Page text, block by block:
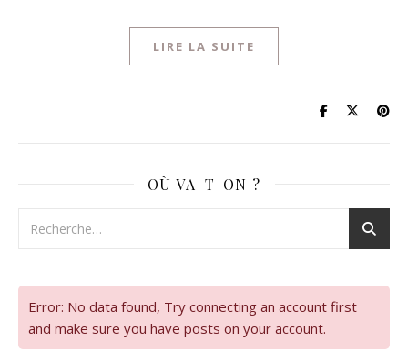
LIRE LA SUITE
OÙ VA-T-ON ?
Error: No data found, Try connecting an account first
and make sure you have posts on your account.